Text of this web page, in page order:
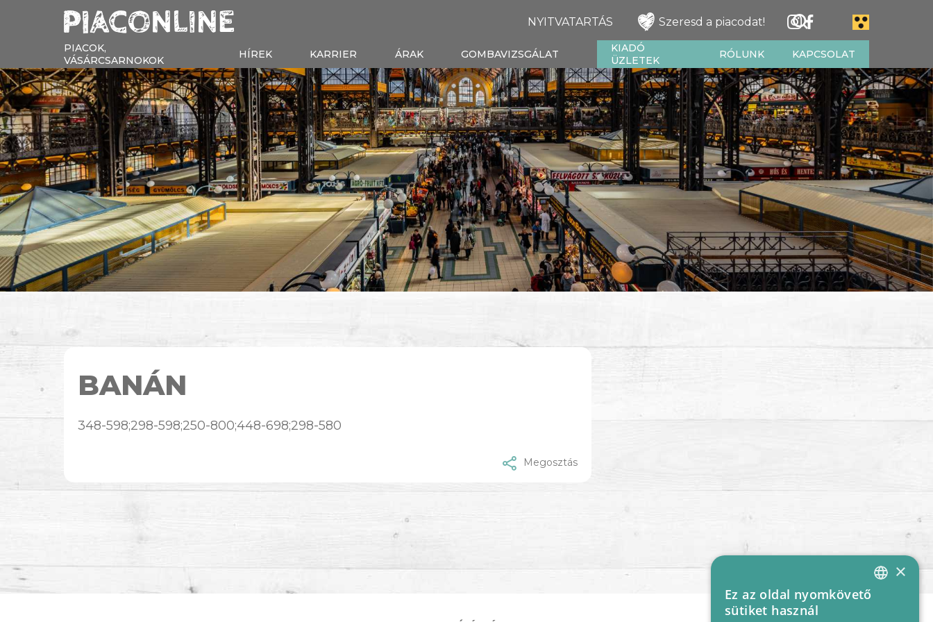
NYITVATARTÁS Szeresd a piacodat!
PIACOK,
VÁSÁRCSARNOKOK
HÍREK KARRIER ÁRAK GOMBAVIZSGÁLAT
KIADÓ
ÜZLETEK
RÓLUNK KAPCSOLAT
BANÁN
348-598;298-598;250-800;448-698;298-580
Megosztás
HUNGARIAN
×
Ez az oldal nyomkövető
sütiket használ